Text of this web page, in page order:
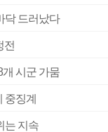
닥 드러났다
전
개 시군 가뭄
중징계
는 지속